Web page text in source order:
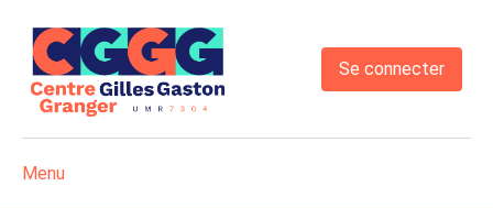
Se connecter
Menu